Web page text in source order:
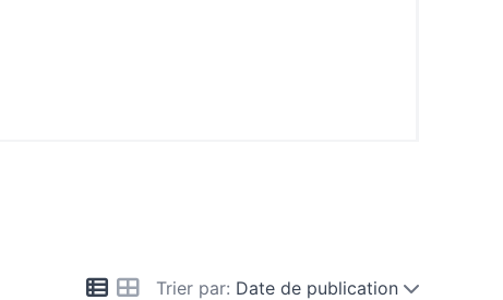
Trier par: Date de publication